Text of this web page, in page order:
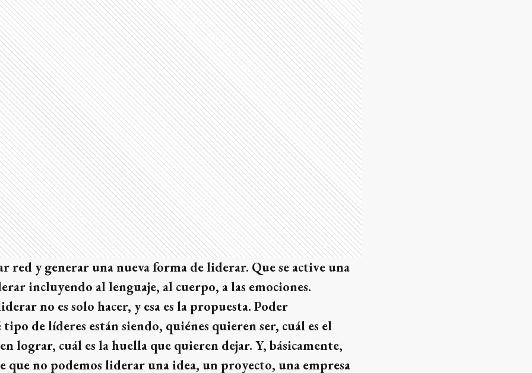
red y generar una nueva forma de liderar. Que se active una
incluyendo al lenguaje, al cuerpo, a las emociones.
no es solo hacer, y esa es la propuesta. Poder
de líderes están siendo, quiénes quieren ser, cuál es el
lograr, cuál es la huella que quieren dejar. Y, básicamente,
que no podemos liderar una idea, un proyecto, una empresa